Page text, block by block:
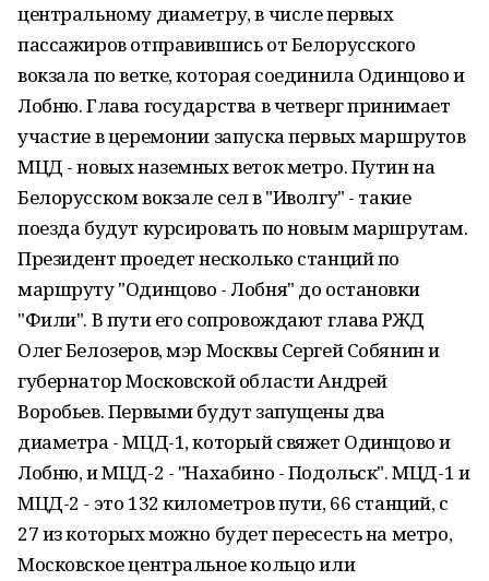
центральному диаметру, в числе первых
пассажиров отправившись от Белорусского
вокзала по ветке, которая соединила Одинцово и
Лобню. Глава государства в четверг принимает
участие в церемонии запуска первых маршрутов
МЦД - новых наземных веток метро. Путин на
Белорусском вокзале сел в "Иволгу" - такие
поезда будут курсировать по новым маршрутам.
Президент проедет несколько станций по
маршруту "Одинцово - Лобня" до остановки
"Фили". В пути его сопровождают глава РЖД
Олег Белозеров, мэр Москвы Сергей Собянин и
губернатор Московской области Андрей
Воробьев. Первыми будут запущены два
диаметра - МЦД-1, который свяжет Одинцово и
Лобню, и МЦД-2 - "Нахабино - Подольск". МЦД-1 и
МЦД-2 - это 132 километров пути, 66 станций, с
27 из которых можно будет пересесть на метро,
Московское центральное кольцо или